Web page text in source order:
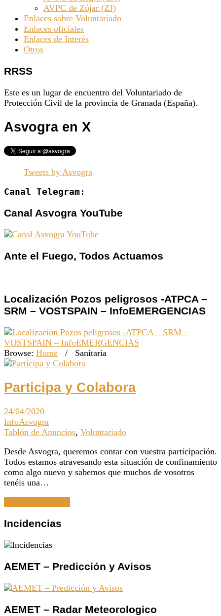
AVPC de Zújar (ZJ)
Enlaces sobre Voluntariado
Enlaces oficiales
Enlaces de Interés
Otros
RRSS
Este es un lugar de encuentro del Voluntariado de
Protección Civil de la provincia de Granada (España).
Asvogra en X
Tweets by Asvogra
Canal Telegram:
Canal Asvogra YouTube
Ante el Fuego, Todos Actuamos
Localización Pozos peligrosos -ATPCA –
SRM – VOSTSPAIN – InfoEMERGENCIAS
Browse: Home / Sanitaria
Participa y Colabora
24/04/2020
InfoAsvogra
Tablón de Anuncios, Voluntariado
Desde Asvogra, queremos contar con vuestra participación.
Todos estamos atravesando esta situación de confinamiento
como algo nuevo y sabemos que muchos de vosotros
tenéis una…
Incidencias
AEMET – Predicción y Avisos
AEMET – Radar Meteorologico